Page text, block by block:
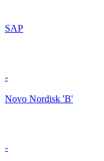
SAP
-
Novo Nordisk 'B'
-